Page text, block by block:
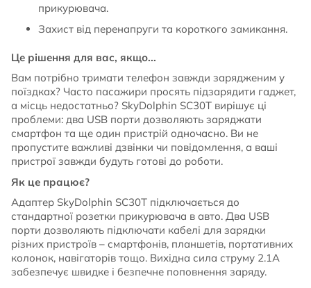
прикурювача.
Захист від перенапруги та короткого замикання.
Це рішення для вас, якщо...
Вам потрібно тримати телефон завжди зарядженим у
поїздках? Часто пасажири просять підзарядити гаджет,
а місць недостатньо? SkyDolphin SC30T вирішує ці
проблеми: два USB порти дозволяють заряджати
смартфон та ще один пристрій одночасно. Ви не
пропустите важливі дзвінки чи повідомлення, а ваші
пристрої завжди будуть готові до роботи.
Як це працює?
Адаптер SkyDolphin SC30T підключається до
стандартної розетки прикурювача в авто. Два USB
порти дозволяють підключати кабелі для зарядки
різних пристроїв – смартфонів, планшетів, портативних
колонок, навігаторів тощо. Вихідна сила струму 2.1A
забезпечує швидке і безпечне поповнення заряду.